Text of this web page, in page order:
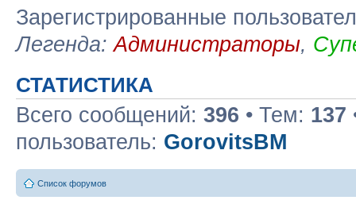
Зарегистрированные
Легенда:Администраторы,
СТАТИСТИКА
Всего сообщений: 396 • Тем: 137
пользователь: GorovitsBM
Список форумов